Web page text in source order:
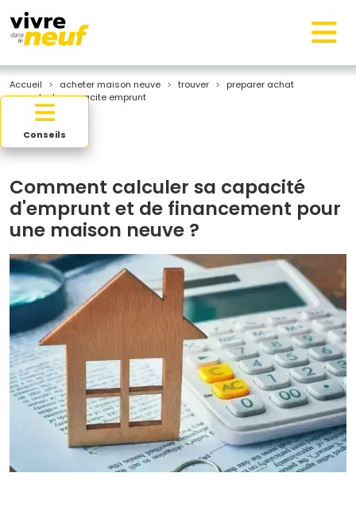
Accueil acheter maison neuve trouver
preparer achat
calculer capacite emprunt
Comment calculer sa capacité
d'emprunt et de financement pour
une maison neuve ?
Conseils